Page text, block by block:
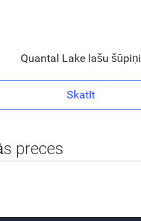
Quantal Lake lašu šūpiņi
Skatīt
preces